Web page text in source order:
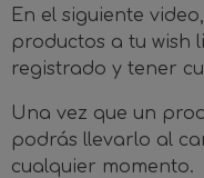
En el siguiente
productos a tu wish
registrado y tener
Una vez que un
podrás llevarlo al
cualquier momento.